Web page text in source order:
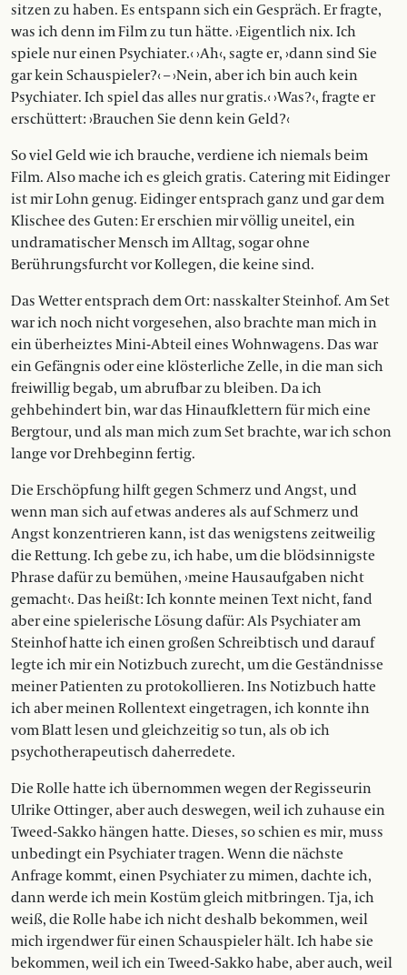
sitzen zu haben. Es entspann sich ein Gespräch. Er fragte,
was ich denn im Film zu tun hätte. ›Eigentlich nix. Ich
spiele nur einen Psychiater.‹ ›Ah‹, sagte er, ›dann sind Sie
gar kein Schauspieler?‹ – ›Nein, aber ich bin auch kein
Psychiater. Ich spiel das alles nur gratis.‹ ›Was?‹, fragte er
erschüttert: ›Brauchen Sie denn kein Geld?‹
So viel Geld wie ich brauche, verdiene ich niemals beim
Film. Also mache ich es gleich gratis. Catering mit Eidinger
ist mir Lohn genug. Eidinger entsprach ganz und gar dem
Klischee des Guten: Er erschien mir völlig uneitel, ein
undramatischer Mensch im Alltag, sogar ohne
Berührungsfurcht vor Kollegen, die keine sind.
Das Wetter entsprach dem Ort: nasskalter Steinhof. Am Set
war ich noch nicht vorgesehen, also brachte man mich in
ein überheiztes Mini-Abteil eines Wohnwagens. Das war
ein Gefängnis oder eine klösterliche Zelle, in die man sich
freiwillig begab, um abrufbar zu bleiben. Da ich
gehbehindert bin, war das Hinaufklettern für mich eine
Bergtour, und als man mich zum Set brachte, war ich schon
lange vor Drehbeginn fertig.
Die Erschöpfung hilft gegen Schmerz und Angst, und
wenn man sich auf etwas anderes als auf Schmerz und
Angst konzentrieren kann, ist das wenigstens zeitweilig
die Rettung. Ich gebe zu, ich habe, um die blödsinnigste
Phrase dafür zu bemühen, ›meine Hausaufgaben nicht
gemacht‹. Das heißt: Ich konnte meinen Text nicht, fand
aber eine spielerische Lösung dafür: Als Psychiater am
Steinhof hatte ich einen großen Schreibtisch und darauf
legte ich mir ein Notizbuch zurecht, um die Geständnisse
meiner Patienten zu protokollieren. Ins Notizbuch hatte
ich aber meinen Rollentext eingetragen, ich konnte ihn
vom Blatt lesen und gleichzeitig so tun, als ob ich
psychotherapeutisch daherredete.
Die Rolle hatte ich übernommen wegen der Regisseurin
Ulrike Ottinger, aber auch deswegen, weil ich zuhause ein
Tweed-Sakko hängen hatte. Dieses, so schien es mir, muss
unbedingt ein Psychiater tragen. Wenn die nächste
Anfrage kommt, einen Psychiater zu mimen, dachte ich,
dann werde ich mein Kostüm gleich mitbringen. Tja, ich
weiß, die Rolle habe ich nicht deshalb bekommen, weil
mich irgendwer für einen Schauspieler hält. Ich habe sie
bekommen, weil ich ein Tweed-Sakko habe, aber auch, weil